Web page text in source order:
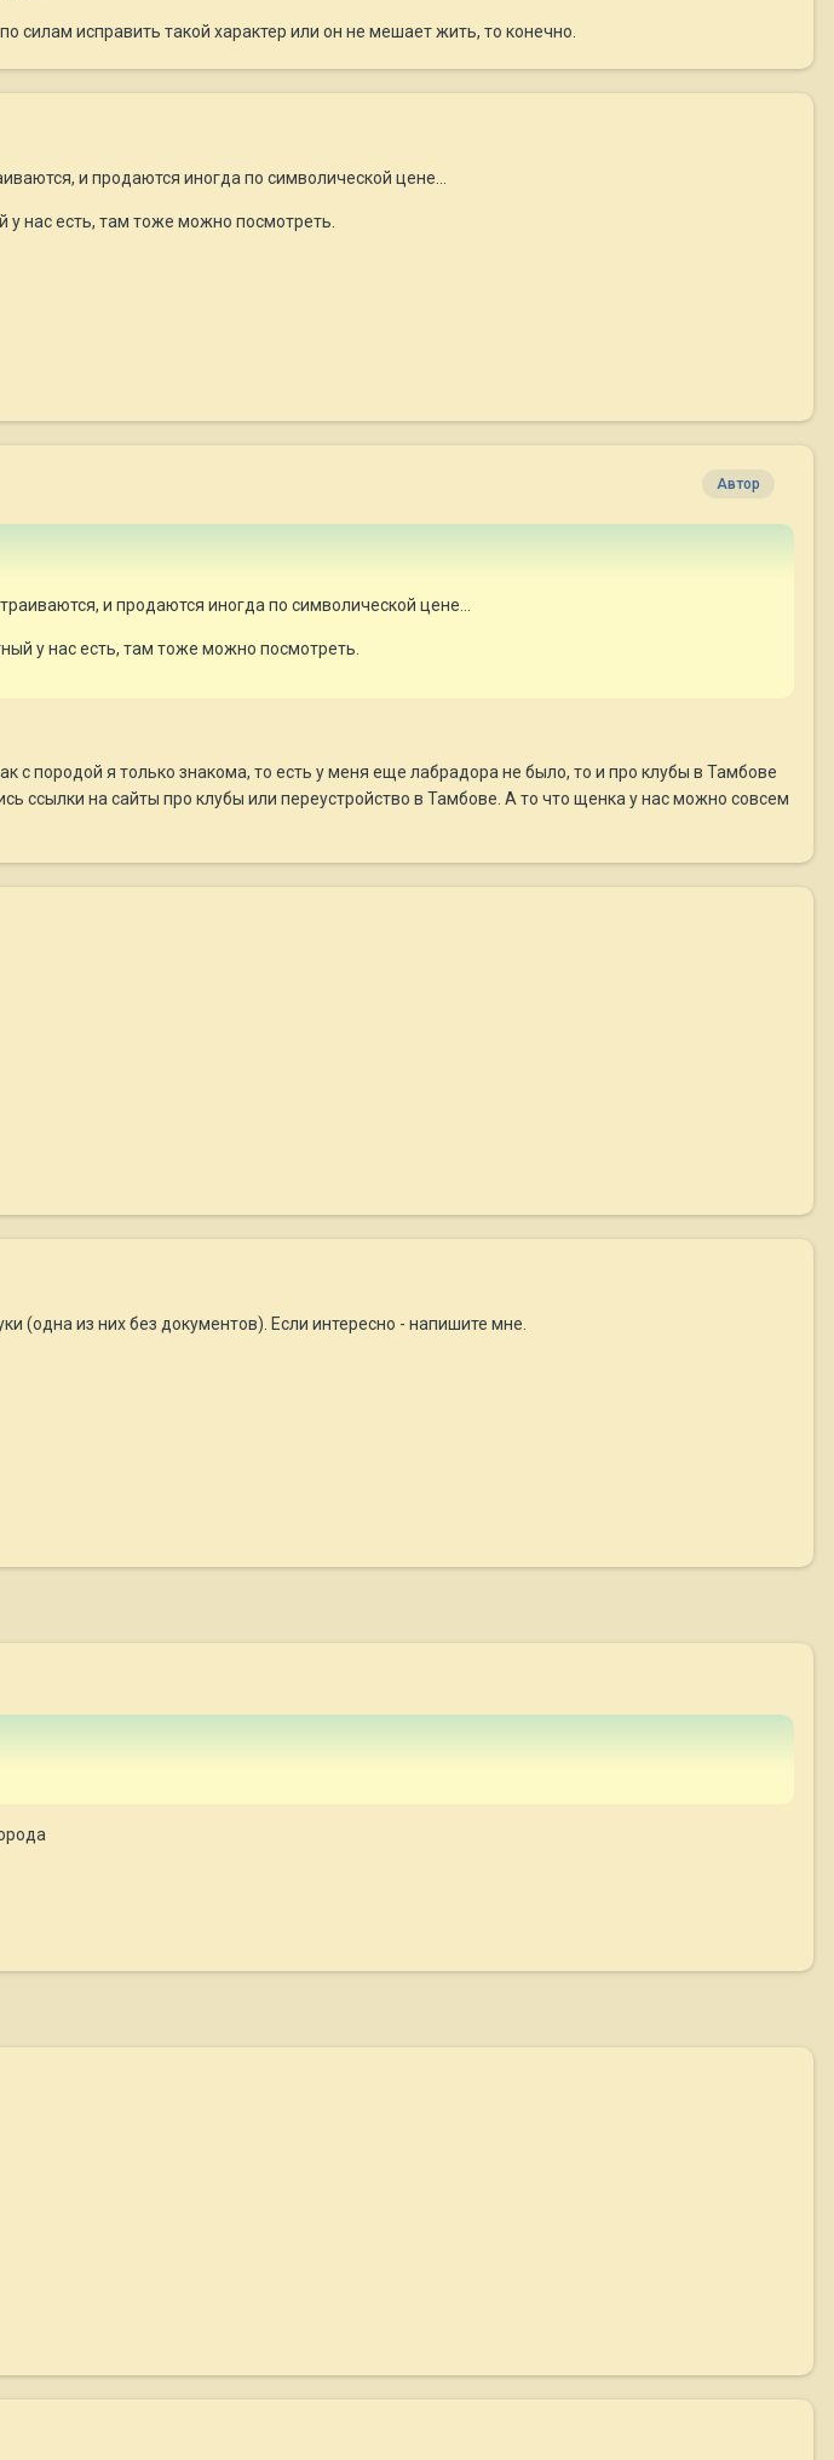
силам исправить такой характер или он не мешает жить, то конечно.
и продаются иногда по символической цене...
у нас есть, там тоже можно посмотреть.
Автор
и продаются иногда по символической цене...
у нас есть, там тоже можно посмотреть.
с породой я только знакома, то есть у меня еще лабрадора не было, то и про клубы в Тамбове
ссылки на сайты про клубы или переустройство в Тамбове. А то что щенка у нас можно совсем
(одна из них без документов). Если интересно - напишите мне.